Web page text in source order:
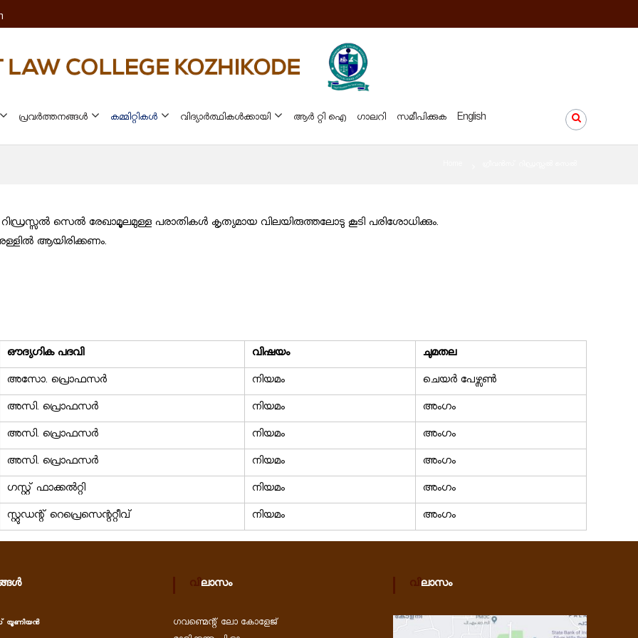
പ്രവർത്തനങ്ങൾ കമ്മിറ്റികൾ വിദ്യാർത്ഥികൾക്കായി ആർ റ്റി ഐ ഗാലറി സമീപിക്കുക English
റിഡ്രസ്സൽ സെൽ രേഖാമൂലമുള്ള പരാതികൾ കൃത്യമായ വിലയിരുത്തലോടു കൂടി പരിശോധിക്കും.
ആയിരിക്കണം.
ഔദ്യഗിക പദവി വിഷയം
ചുമതല
അസോ. പ്രൊഫസർ നിയമം
ചെയർ പേഴ്സൺ
അസി. പ്രൊഫസർ നിയമം
അംഗം
അസി. പ്രൊഫസർ നിയമം
അംഗം
അസി. പ്രൊഫസർ നിയമം
അംഗം
ഗസ്റ്റ് ഫാക്കൽറ്റി നിയമം
അംഗം
സ്റ്റുഡന്റ് റെപ്രെസെന്ററ്റീവ് നിയമം അംഗം
യൂണിയൻ
വിലാസം
ഗവണ്മെന്റ് ലോ കോളേജ്
വിലാസം